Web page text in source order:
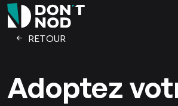
RETOUR
Adoptez